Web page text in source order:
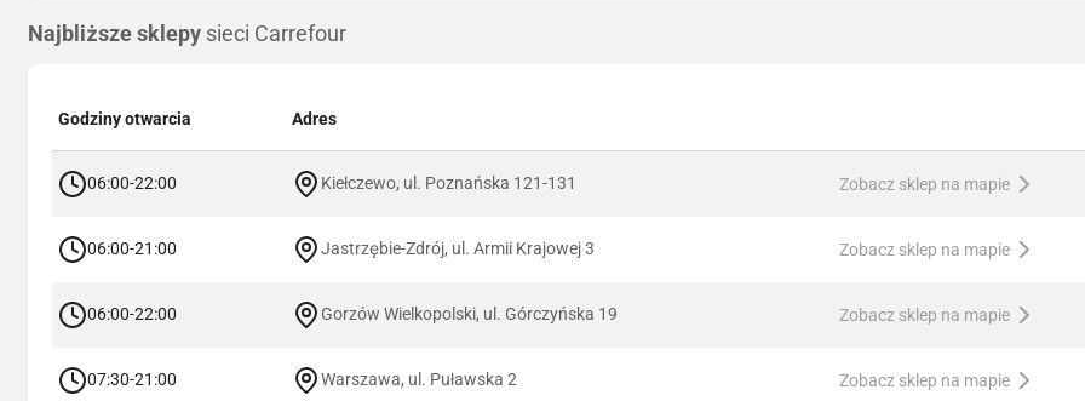
Najbliższe sklepy sieci Carrefour
Godziny otwarcia Adres
06:00-22:00 Kiełczewo, ul. Poznańska 121-131 Zobacz sklep na mapie
06:00-21:00 Jastrzębie-Zdrój, ul. Armii Krajowej 3 Zobacz sklep na mapie
06:00-22:00 Gorzów Wielkopolski, ul. Górczyńska 19 Zobacz sklep na mapie
07:30-21:00 Warszawa, ul. Puławska 2 Zobacz sklep na mapie